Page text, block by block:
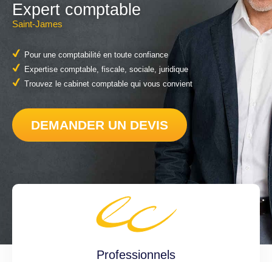
Expert comptable
Saint-James
Pour une comptabilité en toute confiance
Expertise comptable, fiscale, sociale, juridique
Trouvez le cabinet comptable qui vous convient
DEMANDER UN DEVIS
Professionnels